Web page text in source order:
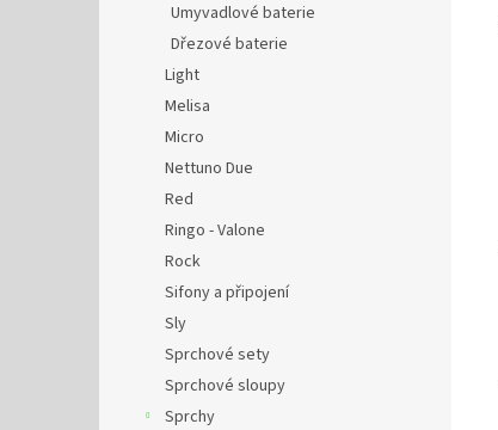
Umyvadlové baterie
Dřezové baterie
Light
Melisa
Micro
Nettuno Due
Red
Ringo - Valone
Rock
Sifony a připojení
Sly
Sprchové sety
Sprchové sloupy
Sprchy